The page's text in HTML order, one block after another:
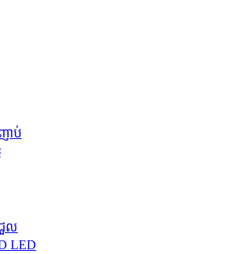
ាប់
ជួល
LED